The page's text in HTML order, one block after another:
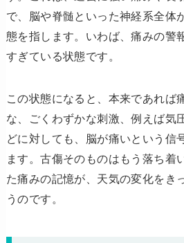
で、脳や脊髄といった神経系全体
態を指します。いわば、痛みの警
すぎている状態です。
この状態になると、本来であれば
な、ごくわずかな刺激、例えば気
どに対しても、脳が痛いという信
ます。古傷そのものはもう落ち着
た痛みの記憶が、天気の変化をき
うのです。